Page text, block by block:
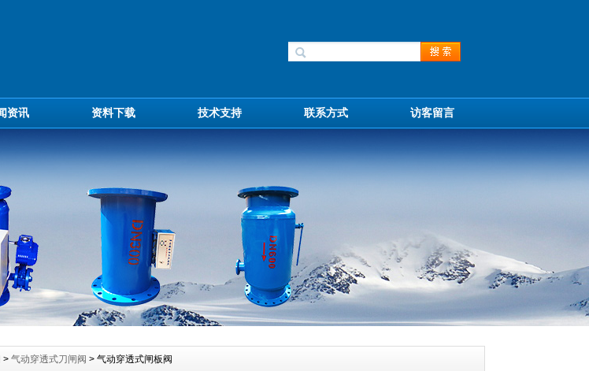
资讯 资料下载 技术支持 联系方式 访客留言
> 气动穿透式刀闸阀 > 气动穿透式闸板阀